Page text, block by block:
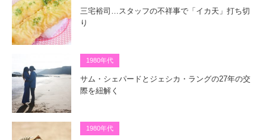
三宅裕司…スタッフの不祥事で「イカ天」打ち切
り
1980年代
サム・シェパードとジェシカ・ラングの27年の交
際を紐解く
1980年代